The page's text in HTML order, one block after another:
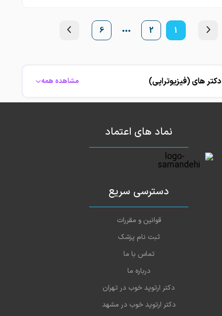
1
2
6
های (فیزیوتراپی) مشاهده همه
نماد های اعتماد
دسترسی سریع
قوانین و مقررات
ثبت نام پزشک
تماس با ما
درباره ما
دکتر ارتوپد خوب در تهران
دکتر ارتوپد خوب در مشهد